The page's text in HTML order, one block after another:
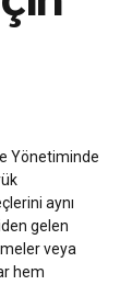
Yönetiminde
aynı
gelen
veya
hem